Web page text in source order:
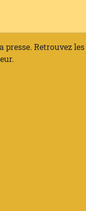
Retrouvez les